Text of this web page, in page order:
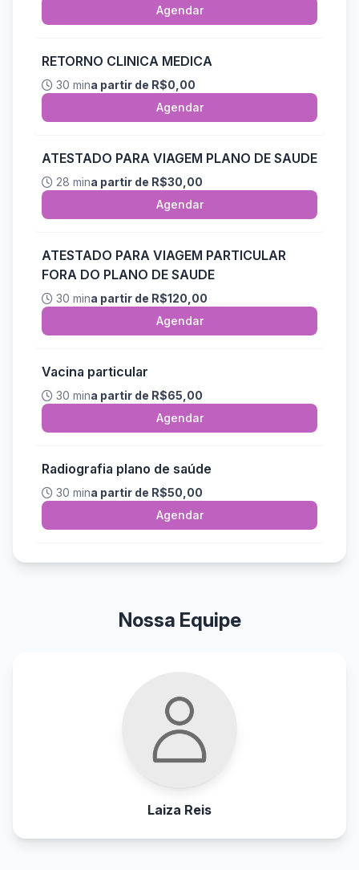
Agendar
RETORNO CLINICA MEDICA
30 mina partir de R$0,00
Agendar
ATESTADO PARA VIAGEM PLANO DE SAUDE
28 mina partir de R$30,00
Agendar
ATESTADO PARA VIAGEM PARTICULAR
FORA DO PLANO DE SAUDE
30 mina partir de R$120,00
Agendar
Vacina particular
30 mina partir de R$65,00
Agendar
Radiografia plano de saúde
30 mina partir de R$50,00
Agendar
Nossa Equipe
Laiza Reis